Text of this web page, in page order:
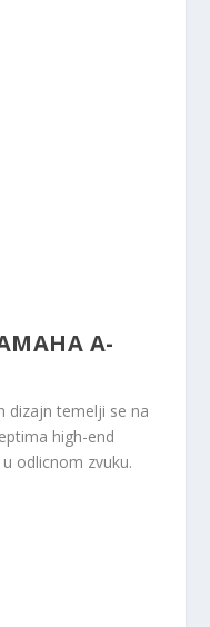
A-
dizajn temelji se na
high-end
odlicnom zvuku.